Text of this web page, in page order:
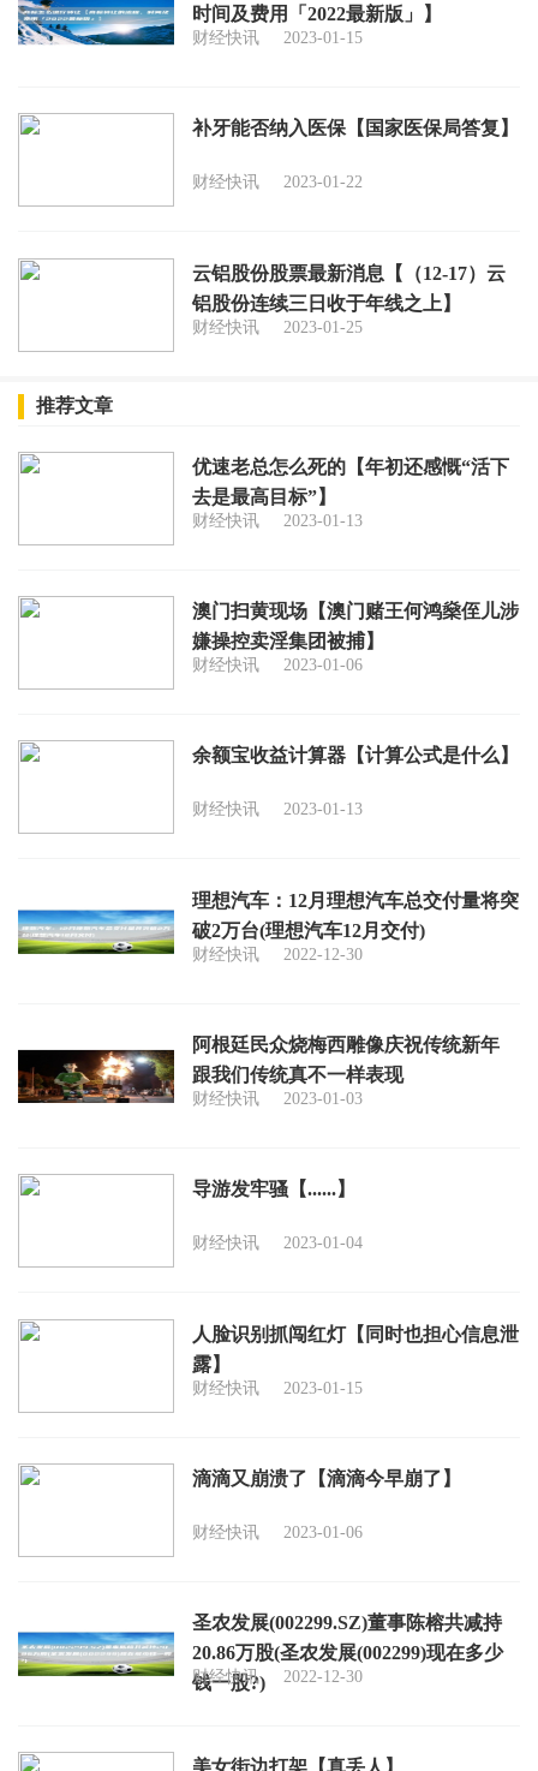
时间及费用「2022最新版」】
财经快讯 2023-01-15
补牙能否纳入医保【国家医保局答复】
财经快讯 2023-01-22
云铝股份股票最新消息【（12-17）云
铝股份连续三日收于年线之上】
财经快讯 2023-01-25
推荐文章
优速老总怎么死的【年初还感慨“活下
去是最高目标”】
财经快讯 2023-01-13
澳门扫黄现场【澳门赌王何鸿燊侄儿涉
嫌操控卖淫集团被捕】
财经快讯 2023-01-06
余额宝收益计算器【计算公式是什么】
财经快讯 2023-01-13
理想汽车：12月理想汽车总交付量将突
破2万台(理想汽车12月交付)
财经快讯 2022-12-30
阿根廷民众烧梅西雕像庆祝传统新年
跟我们传统真不一样表现
财经快讯 2023-01-03
导游发牢骚【......】
财经快讯 2023-01-04
人脸识别抓闯红灯【同时也担心信息泄
露】
财经快讯 2023-01-15
滴滴又崩溃了【滴滴今早崩了】
财经快讯 2023-01-06
圣农发展(002299.SZ)董事陈榕共减持
20.86万股(圣农发展(002299)现在多少
钱一股?)
财经快讯 2022-12-30